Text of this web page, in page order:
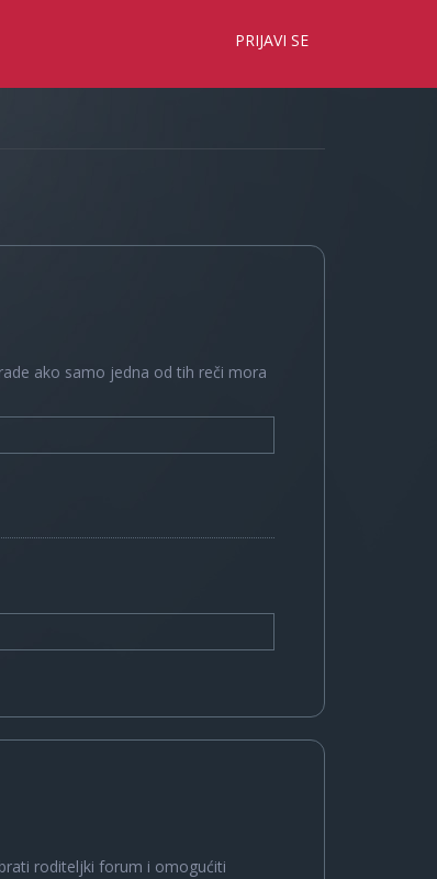
PRIJAVI SE
ako samo jedna od tih reči mora
roditeljki forum i omogućiti